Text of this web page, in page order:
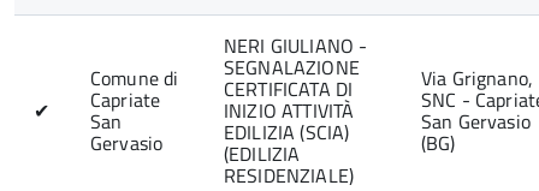
✔
Comune di
Capriate
San
Gervasio
NERI GIULIANO -
SEGNALAZIONE
CERTIFICATA DI
INIZIO ATTIVITÀ
EDILIZIA (SCIA)
(EDILIZIA
RESIDENZIALE)
Via Grignano,
SNC -
San Gervasio
(BG)